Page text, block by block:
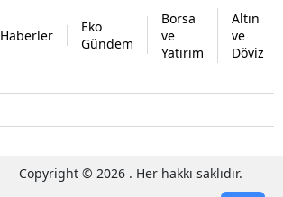
Haberler
Eko
Gündem
Borsa
ve
Yatırım
Altın
ve
Döviz
Copyright © 2026 . Her hakkı saklıdır.